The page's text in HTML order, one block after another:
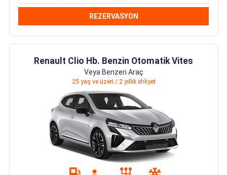
REZERVASYON
Renault Clio Hb. Benzin Otomatik Vites
Veya Benzeri Araç
25 yaş ve üzeri / 2 yıllık ehliyet